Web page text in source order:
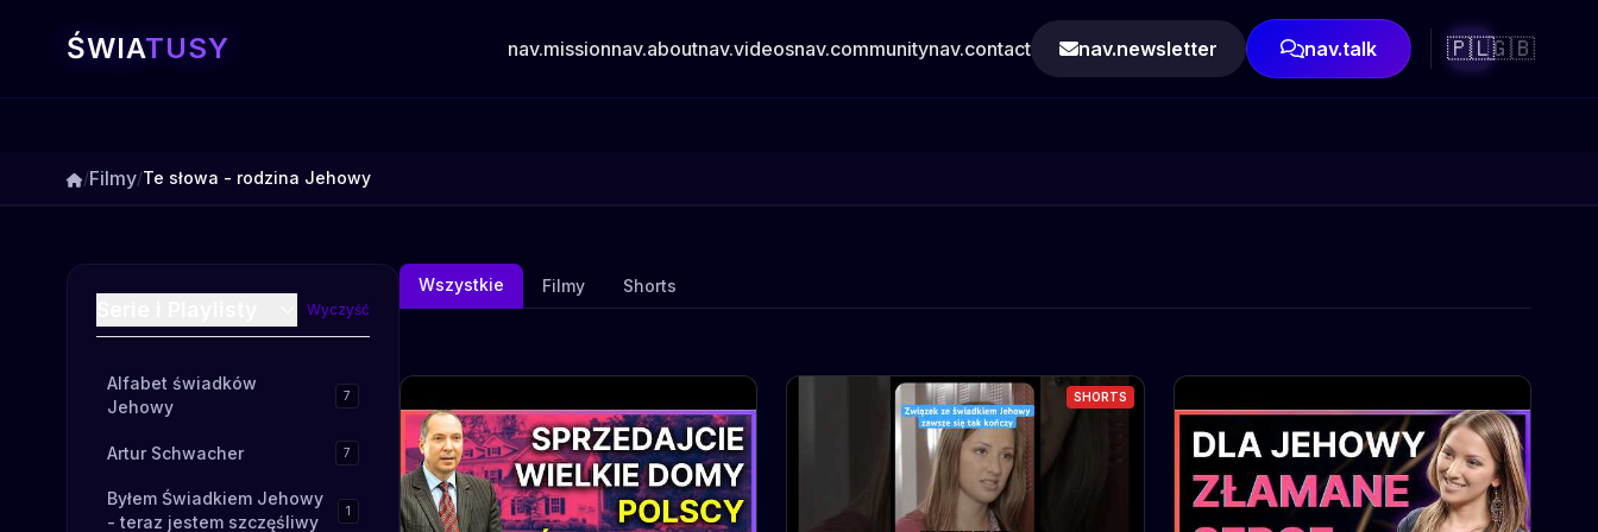
ŚWIATUSY nav.missionnav.aboutnav.videosnav.communitynav.contact nav.newsletter nav.talk 🇵🇱🇬🇧
/Filmy/Te słowa - rodzina Jehowy
Wyczyść
Alfabet świadków
Jehowy
7
Artur Schwacher 7
Byłem Świadkiem Jehowy
- teraz jestem szczęśliwy
1
Wszystkie Filmy Shorts
SHORTS